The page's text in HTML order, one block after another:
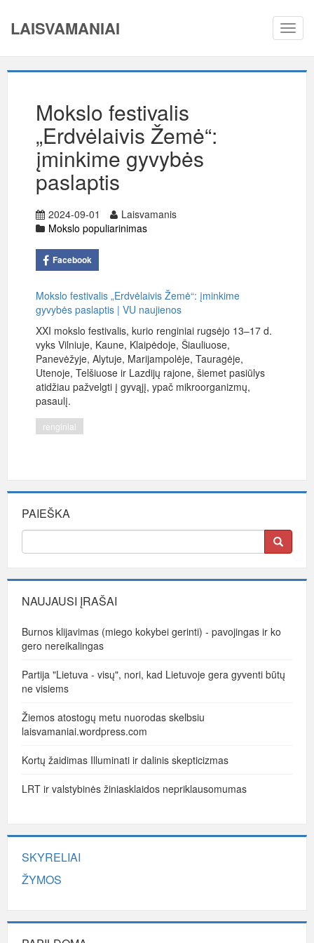
LAISVAMANIAI
Mokslo festivalis
„Erdvėlaivis Žemė“:
įminkime gyvybės
paslaptis
2024-09-01
Laisvamanis
Mokslo populiarinimas
Facebook
Mokslo festivalis „Erdvėlaivis Žemė“: įminkime
gyvybės paslaptis | VU naujienos
XXI mokslo festivalis, kurio renginiai rugsėjo 13–17 d.
vyks Vilniuje, Kaune, Klaipėdoje, Šiauliuose,
Panevėžyje, Alytuje, Marijampolėje, Tauragėje,
Utenoje, Telšiuose ir Lazdijų rajone, šiemet pasiūlys
atidžiau pažvelgti į gyvąjį, ypač mikroorganizmų,
pasaulį.
renginiai
PAIEŠKA
NAUJAUSI ĮRAŠAI
Burnos klijavimas (miego kokybei gerinti) - pavojingas ir ko
gero nereikalingas
Partija "Lietuva - visų", nori, kad Lietuvoje gera gyventi būtų
ne visiems
Žiemos atostogų metu nuorodas skelbsiu
laisvamaniai.wordpress.com
Kortų žaidimas Illuminati ir dalinis skepticizmas
LRT ir valstybinės žiniasklaidos nepriklausomumas
SKYRELIAI
ŽYMOS